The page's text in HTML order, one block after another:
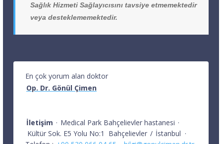
Sağlık Hizmeti Sağlayıcısını tavsiye etmemektedir
veya desteklememektedir.
En çok yorum alan doktor
Op. Dr. Gönül Çimen
İletişim · Medical Park Bahçelievler hastanesi ·
Kültür Sok. E5 Yolu No:1
Bahçelievler / İstanbul ·